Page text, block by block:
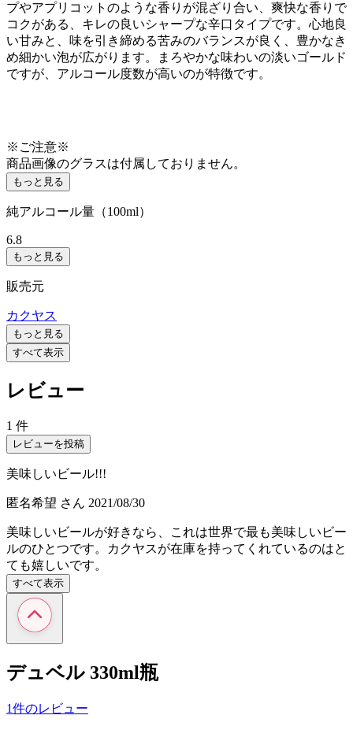
プやアプリコットのような香りが混ざり合い、爽快な香りで
コクがある、キレの良いシャープな辛口タイプです。心地良
い甘みと、味を引き締める苦みのバランスが良く、豊かなき
め細かい泡が広がります。まろやかな味わいの淡いゴールド
ですが、アルコール度数が高いのが特徴です。
※ご注意※
商品画像のグラスは付属しておりません。
もっと見る
純アルコール量（100ml）
6.8
もっと見る
販売元
カクヤス
もっと見る
すべて表示
レビュー
1 件
レビューを投稿
美味しいビール!!!
匿名希望 さん 2021/08/30
美味しいビールが好きなら、これは世界で最も美味しいビー
ルのひとつです。カクヤスが在庫を持ってくれているのはと
ても嬉しいです。
すべて表示
デュベル 330ml瓶
1件のレビュー